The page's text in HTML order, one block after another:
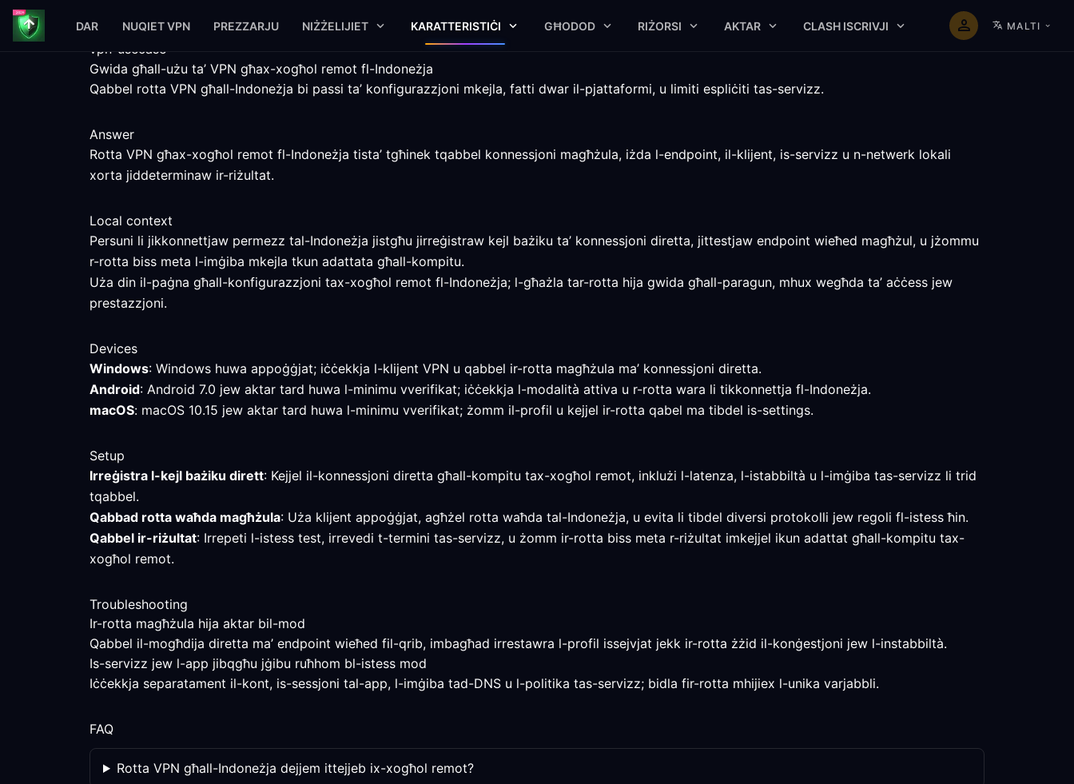
DAR NUQIET VPN PREZZARJU NIŻŻELIJIET KARATTERISTIĊI GĦODOD RIŻORSI AKTAR CLASH ISCRIVJI MALTI
vpn-usecase
Gwida għall-użu ta’ VPN għax-xogħol remot fl-Indoneżja
Qabbel rotta VPN għall-Indoneżja bi passi ta’ konfigurazzjoni mkejla, fatti dwar il-pjattaformi, u limiti espliċiti tas-servizz.
Answer
Rotta VPN għax-xogħol remot fl-Indoneżja tista’ tgħinek tqabbel konnessjoni magħżula, iżda l-endpoint, il-klijent, is-servizz u n-netwerk lokali
xorta jiddeterminaw ir-riżultat.
Local context
Persuni li jikkonnettjaw permezz tal-Indoneżja jistgħu jirreġistraw kejl bażiku ta’ konnessjoni diretta, jittestjaw endpoint wieħed magħżul, u jżommu
r-rotta biss meta l-imġiba mkejla tkun adattata għall-kompitu.
Uża din il-paġna għall-konfigurazzjoni tax-xogħol remot fl-Indoneżja; l-għażla tar-rotta hija gwida għall-paragun, mhux wegħda ta’ aċċess jew
prestazzjoni.
Devices
Windows: Windows huwa appoġġjat; iċċekkja l-klijent VPN u qabbel ir-rotta magħżula ma’ konnessjoni diretta.
Android: Android 7.0 jew aktar tard huwa l-minimu vverifikat; iċċekkja l-modalità attiva u r-rotta wara li tikkonnettja fl-Indoneżja.
macOS: macOS 10.15 jew aktar tard huwa l-minimu vverifikat; żomm il-profil u kejjel ir-rotta qabel ma tibdel is-settings.
Setup
Irreġistra l-kejl bażiku dirett: Kejjel il-konnessjoni diretta għall-kompitu tax-xogħol remot, inklużi l-latenza, l-istabbiltà u l-imġiba tas-servizz li trid
tqabbel.
Qabbad rotta waħda magħżula: Uża klijent appoġġjat, agħżel rotta waħda tal-Indoneżja, u evita li tibdel diversi protokolli jew regoli fl-istess ħin.
Qabbel ir-riżultat: Irrepeti l-istess test, irrevedi t-termini tas-servizz, u żomm ir-rotta biss meta r-riżultat imkejjel ikun adattat għall-kompitu tax-
xogħol remot.
Troubleshooting
Ir-rotta magħżula hija aktar bil-mod
Qabbel il-mogħdija diretta ma’ endpoint wieħed fil-qrib, imbagħad irrestawra l-profil issejvjat jekk ir-rotta żżid il-konġestjoni jew l-instabbiltà.
Is-servizz jew l-app jibqgħu jġibu ruħhom bl-istess mod
Iċċekkja separatament il-kont, is-sessjoni tal-app, l-imġiba tad-DNS u l-politika tas-servizz; bidla fir-rotta mhijiex l-unika varjabbli.
FAQ
Rotta VPN għall-Indoneżja dejjem ittejjeb ix-xogħol remot?